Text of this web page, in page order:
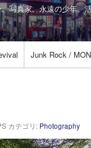
写真家。永遠の少年。
Junk Rock /
カテゴリ: Photography